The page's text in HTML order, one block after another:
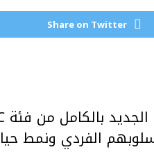
Share on Twitter
الفردي ونمط